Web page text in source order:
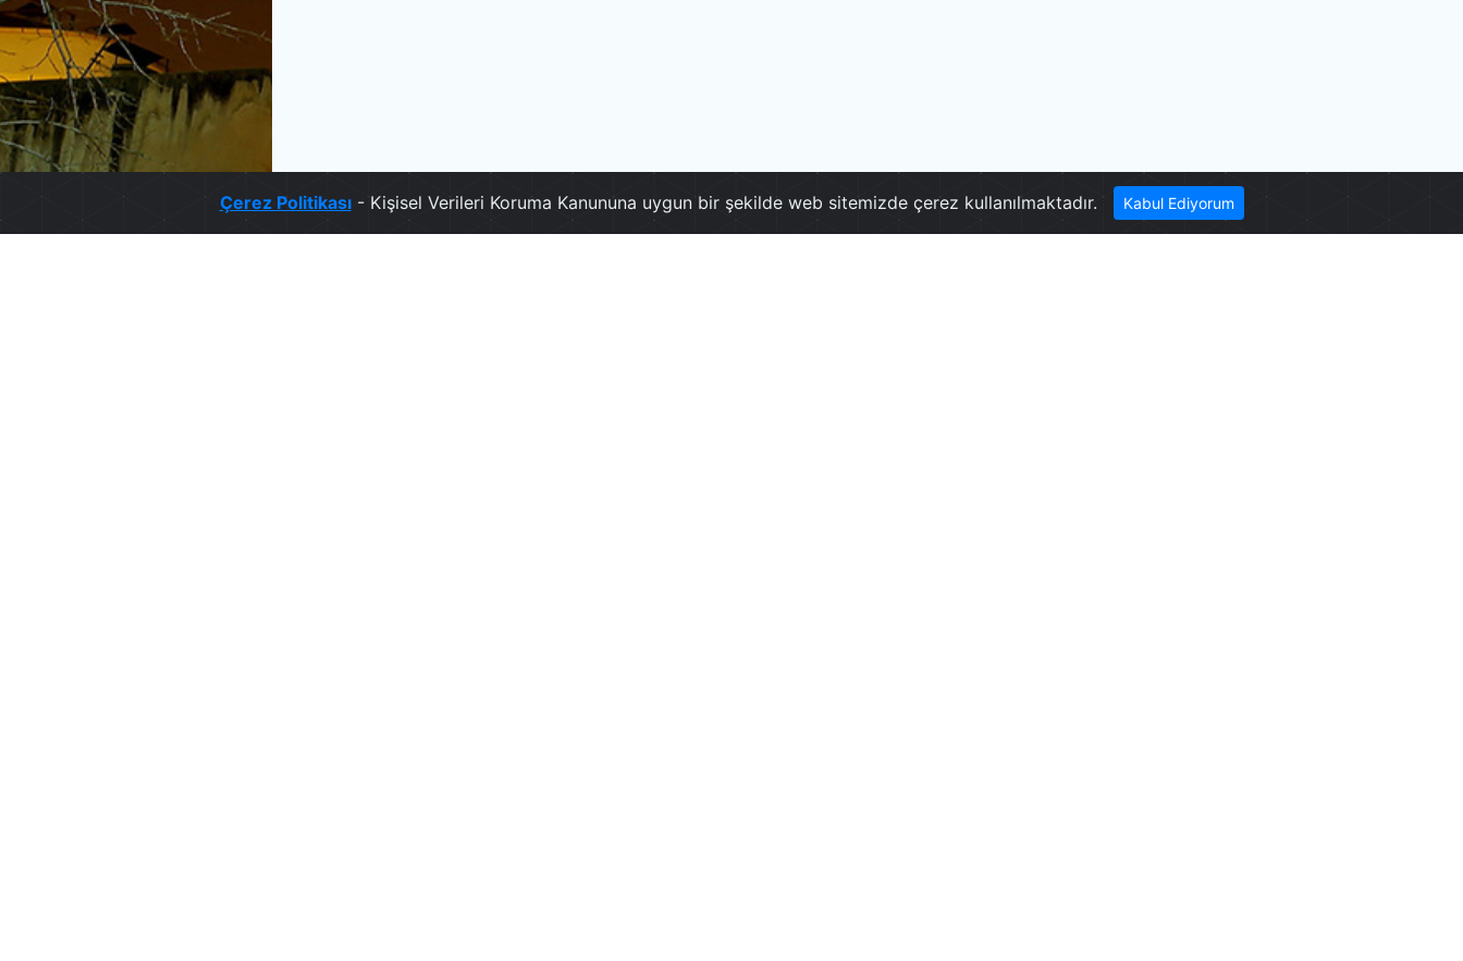
Çerez Politikası- Kişisel Verileri Koruma Kanununa uygun bir şekilde web sitemizde çerez kullanılmaktadır. Kabul Ediyorum